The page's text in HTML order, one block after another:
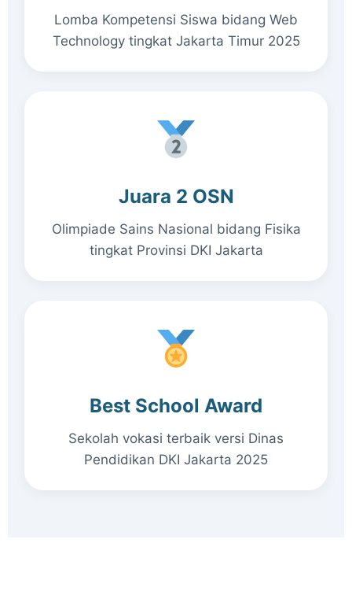
Lomba Kompetensi Siswa bidang Web
Technology tingkat Jakarta Timur 2025
Juara 2 OSN
Olimpiade Sains Nasional bidang Fisika
tingkat Provinsi DKI Jakarta
Best School Award
Sekolah vokasi terbaik versi Dinas
Pendidikan DKI Jakarta 2025